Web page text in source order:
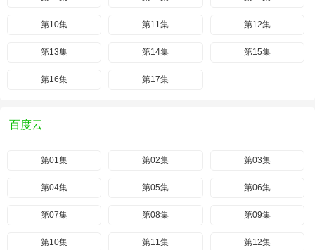
第10集 第11集 第12集
第13集 第14集 第15集
第16集 第17集
百度云
第01集 第02集 第03集
第04集 第05集 第06集
第07集 第08集 第09集
第10集 第11集 第12集